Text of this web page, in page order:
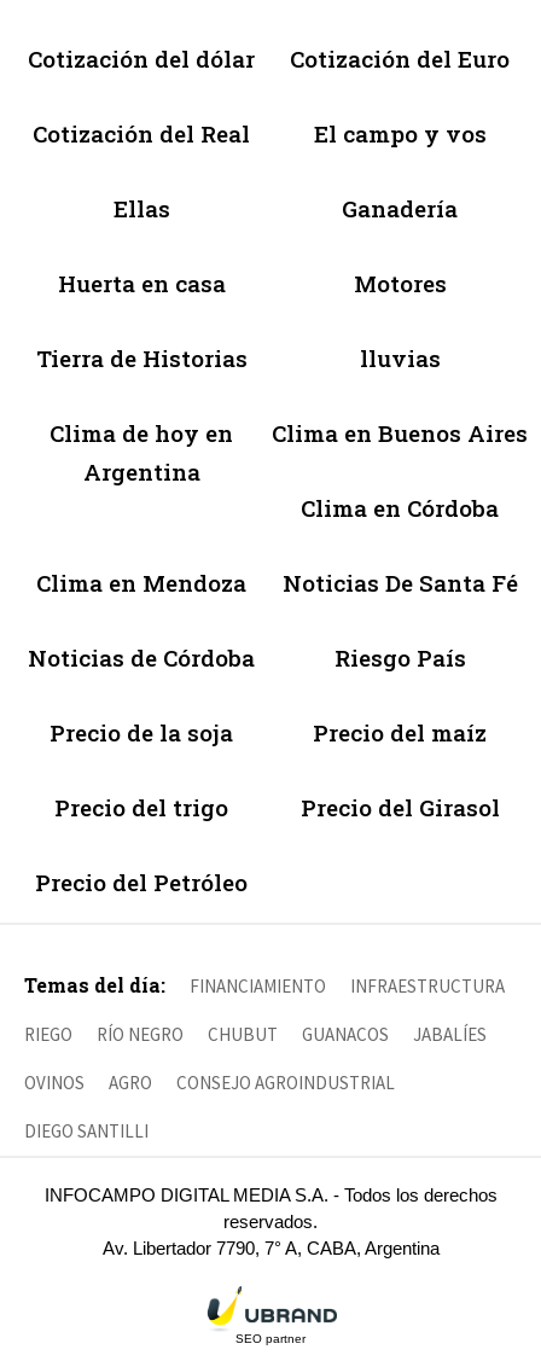
Cotización del dólar Cotización del Euro
Cotización del Real El campo y vos
Ellas Ganadería
Huerta en casa Motores
Tierra de Historias lluvias
Clima de hoy en
Argentina
Clima en Buenos Aires
Clima en Córdoba
Clima en Mendoza Noticias De Santa Fé
Noticias de Córdoba Riesgo País
Precio de la soja Precio del maíz
Precio del trigo Precio del Girasol
Precio del Petróleo
Temas del día: FINANCIAMIENTO INFRAESTRUCTURA
RIEGO RÍO NEGRO CHUBUT GUANACOS JABALÍES
OVINOS AGRO CONSEJO AGROINDUSTRIAL
DIEGO SANTILLI
INFOCAMPO DIGITAL MEDIA S.A. - Todos los derechos
reservados.
Av. Libertador 7790, 7° A, CABA, Argentina
SEO partner